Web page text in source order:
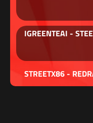
IGREENTEAI -
STREETX86 -